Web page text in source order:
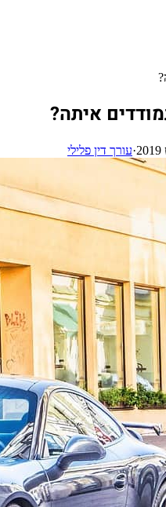
איתה?
·עורך דין פלילי